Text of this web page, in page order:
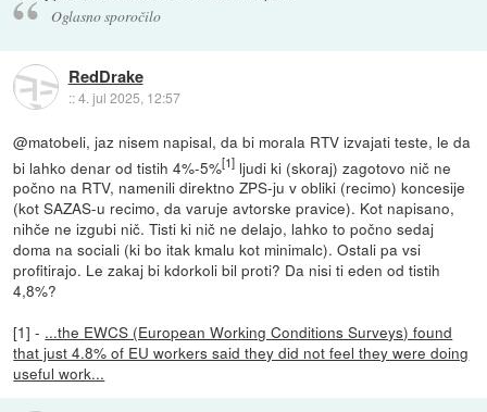
Oglasno sporočilo
RedDrake
::4. jul 2025, 12:57
@matobeli, jaz nisem napisal, da bi morala RTV izvajati teste, le da
bi lahko denar od tistih 4%-5%[1] ljudi ki (skoraj) zagotovo nič ne
počno na RTV, namenili direktno ZPS-ju v obliki (recimo) koncesije
(kot SAZAS-u recimo, da varuje avtorske pravice). Kot napisano,
nihče ne izgubi nič. Tisti ki nič ne delajo, lahko to počno sedaj
doma na sociali (ki bo itak kmalu kot minimalc). Ostali pa vsi
profitirajo. Le zakaj bi kdorkoli bil proti? Da nisi ti eden od tistih
4,8%?
[1] - ...the EWCS (European Working Conditions Surveys) found
that just 4.8% of EU workers said they did not feel they were doing
useful work...